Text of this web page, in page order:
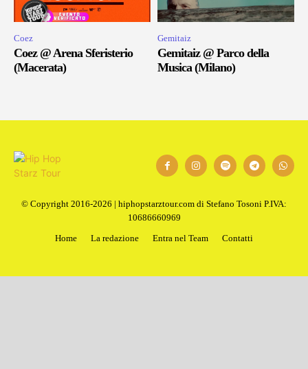
Coez
Coez @ Arena Sferisterio
(Macerata)
Gemitaiz
Gemitaiz @ Parco della
Musica (Milano)
© Copyright 2016-2026 | hiphopstarztour.com di Stefano Tosoni P.IVA:
10686660969
Home
La redazione Entra nel Team Contatti